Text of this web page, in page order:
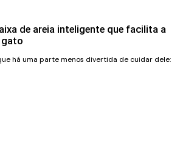
de areia inteligente que facilita a
gato
há uma parte menos divertida de cuidar dele: